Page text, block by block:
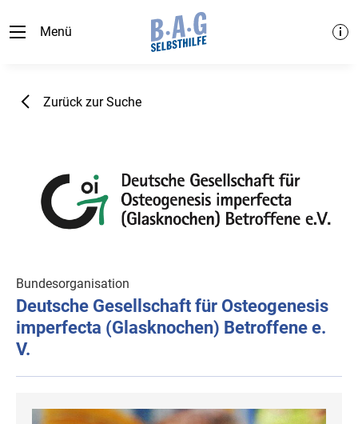
Menü
Zurück zur Suche
Bundesorganisation
Deutsche Gesellschaft für Osteogenesis
imperfecta (Glasknochen) Betroffene e.
V.